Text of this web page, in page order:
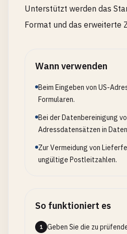
Unterstützt werden das
Format und das erweiterte
Wann verwenden
Beim Eingeben von US-
Formularen.
Bei der Datenbereinigung
Adressdatensätzen in
Zur Vermeidung von
ungültige Postleitzahlen.
So funktioniert es
1
Geben Sie die zu